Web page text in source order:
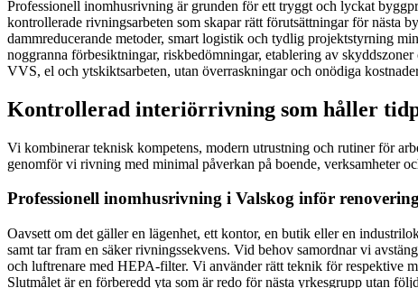
Professionell inomhusrivning är grunden för ett tryggt och lyckat
kontrollerade rivningsarbeten som skapar rätt förutsättningar för nästa
dammreducerande metoder, smart logistik och tydlig projektstyrning
noggranna förbesiktningar, riskbedömningar, etablering av
VVS, el och ytskiktsarbeten, utan överraskningar och onödiga
Kontrollerad interiörrivning som håller
Vi kombinerar teknisk kompetens, modern utrustning och rutiner för
genomför vi rivning med minimal påverkan på boende, verksamheter
Professionell inomhusrivning i Valskog inför
Oavsett om det gäller en lägenhet, ett kontor, en butik eller en
samt tar fram en säker rivningssekvens. Vid behov samordnar vi
och luftrenare med HEPA-filter. Vi använder rätt teknik för respektive
Slutmålet är en förberedd yta som är redo för nästa yrkesgrupp utan